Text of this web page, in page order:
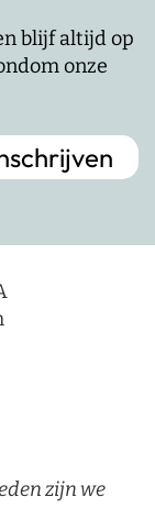
blijf altijd op
onze
zijn we